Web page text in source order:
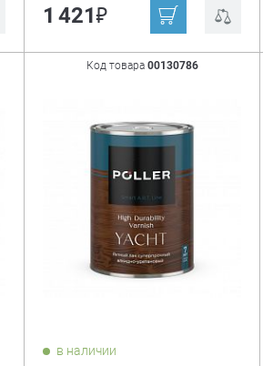
1 421₽
Код товара 00130786
в наличии